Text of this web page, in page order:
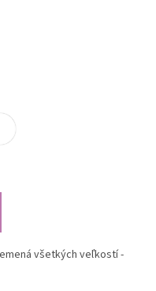
všetkých veľkostí -